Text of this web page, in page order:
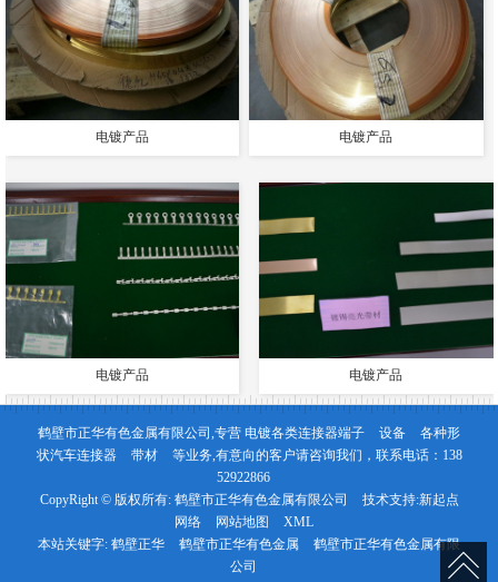
电镀产品 电镀产品
电镀产品 电镀产品
鹤壁市正华有色金属有限公司,专营 电镀各类连接器端子 设备
各种形
状汽车连接器
带材 等业务,有意向的客户请咨询我们，联系电话： 138
52922866
CopyRight © 版权所有: 鹤壁市正华有色金属有限公司 技术支持:新起点
网络
网站地图
XML
本站关键字: 鹤壁正华 鹤壁市正华有色金属
鹤壁市正华有色金属有限
公司